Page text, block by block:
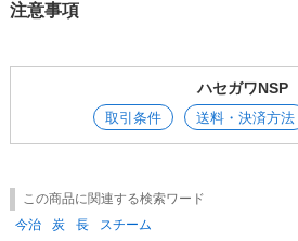
注意事項
ハセガワNSP
取引条件 送料・決済方法
この商品に関連する検索ワード
今治
炭 長 スチーム